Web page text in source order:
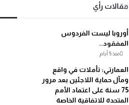
مقالات رأي
أوروبا ليست الفردوس
المفقود..
منذ 5 أيام
العمارتي: تأملات في واقع
ومآل حماية اللاجئين بعد مرور
75 سنة على اعتماد الأمم
المتحدة للاتفاقية الخاصة